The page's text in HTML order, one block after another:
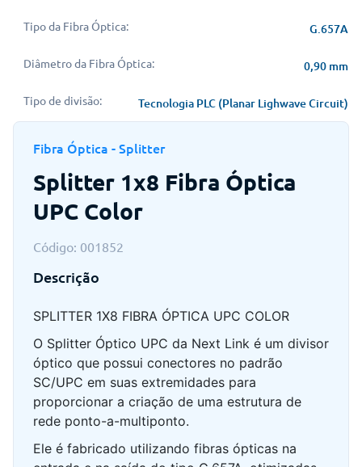
Tipo da Fibra Óptica: G.657A
Diâmetro da Fibra Óptica: 0,90 mm
Tipo de divisão: Tecnologia PLC (Planar Lighwave Circuit)
Fibra Óptica - Splitter
Splitter 1x8 Fibra Óptica
UPC Color
Código: 001852
Descrição
SPLITTER 1X8 FIBRA ÓPTICA UPC COLOR
O Splitter Óptico UPC da Next Link é um divisor
óptico que possui conectores no padrão
SC/UPC em suas extremidades para
proporcionar a criação de uma estrutura de
rede ponto-a-multiponto.
Ele é fabricado utilizando fibras ópticas na